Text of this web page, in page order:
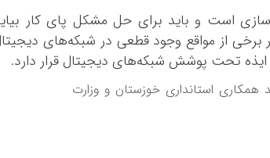
است و باید برای حل مشکل پای کار
برخی از مواقع وجود قطعی در شبکه‌های
تحت پوشش شبکه‌های دیجیتال قرار دارد.